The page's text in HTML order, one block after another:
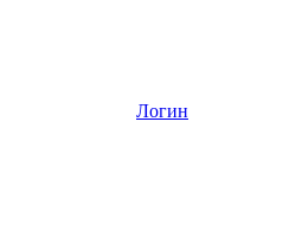
Логин